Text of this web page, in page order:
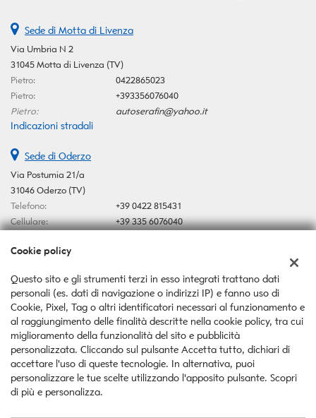
Sede di Motta di Livenza
Via Umbria N 2
31045 Motta di Livenza (TV)
Pietro:
0422865023
Pietro:
+393356076040
Pietro:
autoserafin@yahoo.it
Indicazioni stradali
Sede di Oderzo
Via Postumia 21/a
31046 Oderzo (TV)
Telefono:
+39 0422 815431
Cellulare:
+39 335 6076040
Indicazioni stradali
Dati fiscali:
Auto Serafin Snc
Via Postumia 21/a, Oderzo (TV)
C.F/P.IVA:03546370267
Registro delle imprese:TV
Cookie policy
Questo sito e gli strumenti terzi in esso integrati trattano dati
personali (es. dati di navigazione o indirizzi IP) e fanno uso di
Cookie, Pixel, Tag o altri identificatori necessari al funzionamento e
al raggiungimento delle finalità descritte nella cookie policy, tra cui
miglioramento della funzionalità del sito e pubblicità
personalizzata. Cliccando sul pulsante Accetta tutto, dichiari di
accettare l'uso di queste tecnologie. In alternativa, puoi
personalizzare le tue scelte utilizzando l'apposito pulsante. Scopri
di più e personalizza.